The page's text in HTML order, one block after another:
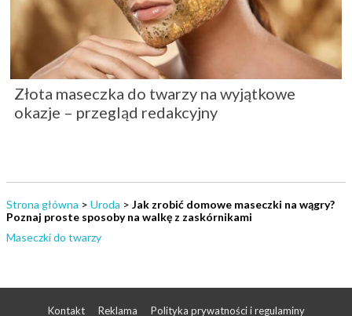
Złota maseczka do twarzy na wyjątkowe
okazje – przegląd redakcyjny
Strona główna > Uroda > Jak zrobić domowe maseczki na wągry?
Poznaj proste sposoby na walkę z zaskórnikami
Maseczki do twarzy
Kontakt Reklama Polityka prywatności i regulaminy